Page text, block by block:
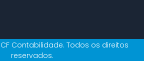
Contabilidade. Todos os direitos
reservados.